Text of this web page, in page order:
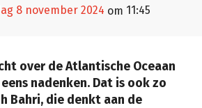
8 november 2024 om 11:45
over de Atlantische Oceaan
nadenken. Dat is ook zo
Bahri, die denkt aan de